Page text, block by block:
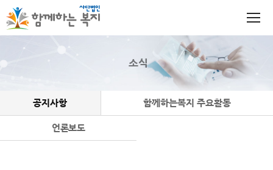
소식
공지사항 함께하는복지 주요활동
언론보도